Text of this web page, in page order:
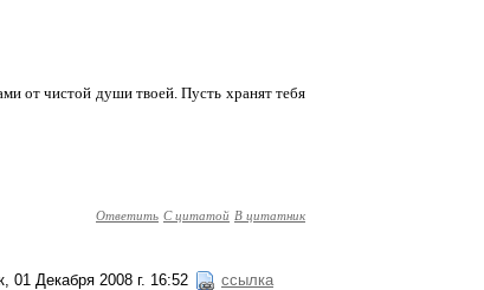
от чистой души твоей. Пусть хранят тебя
Ответить С цитатой В цитатник
01 Декабря 2008 г. 16:52 ссылка